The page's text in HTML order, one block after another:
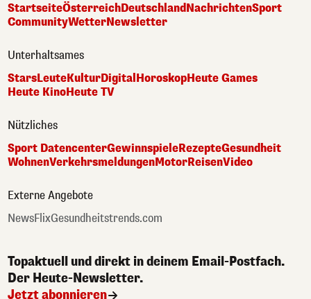
StartseiteÖsterreichDeutschlandNachrichtenSport
CommunityWetterNewsletter
Unterhaltsames
StarsLeuteKulturDigital HoroskopHeute Games
Heute KinoHeute TV
Nützliches
Sport DatencenterGewinnspieleRezepteGesundheit
WohnenVerkehrsmeldungenMotorReisenVideo
Externe Angebote
NewsFlixGesundheitstrends.com
Topaktuell und direkt in deinem Email-Postfach.
Der Heute-Newsletter.
Jetzt abonnieren